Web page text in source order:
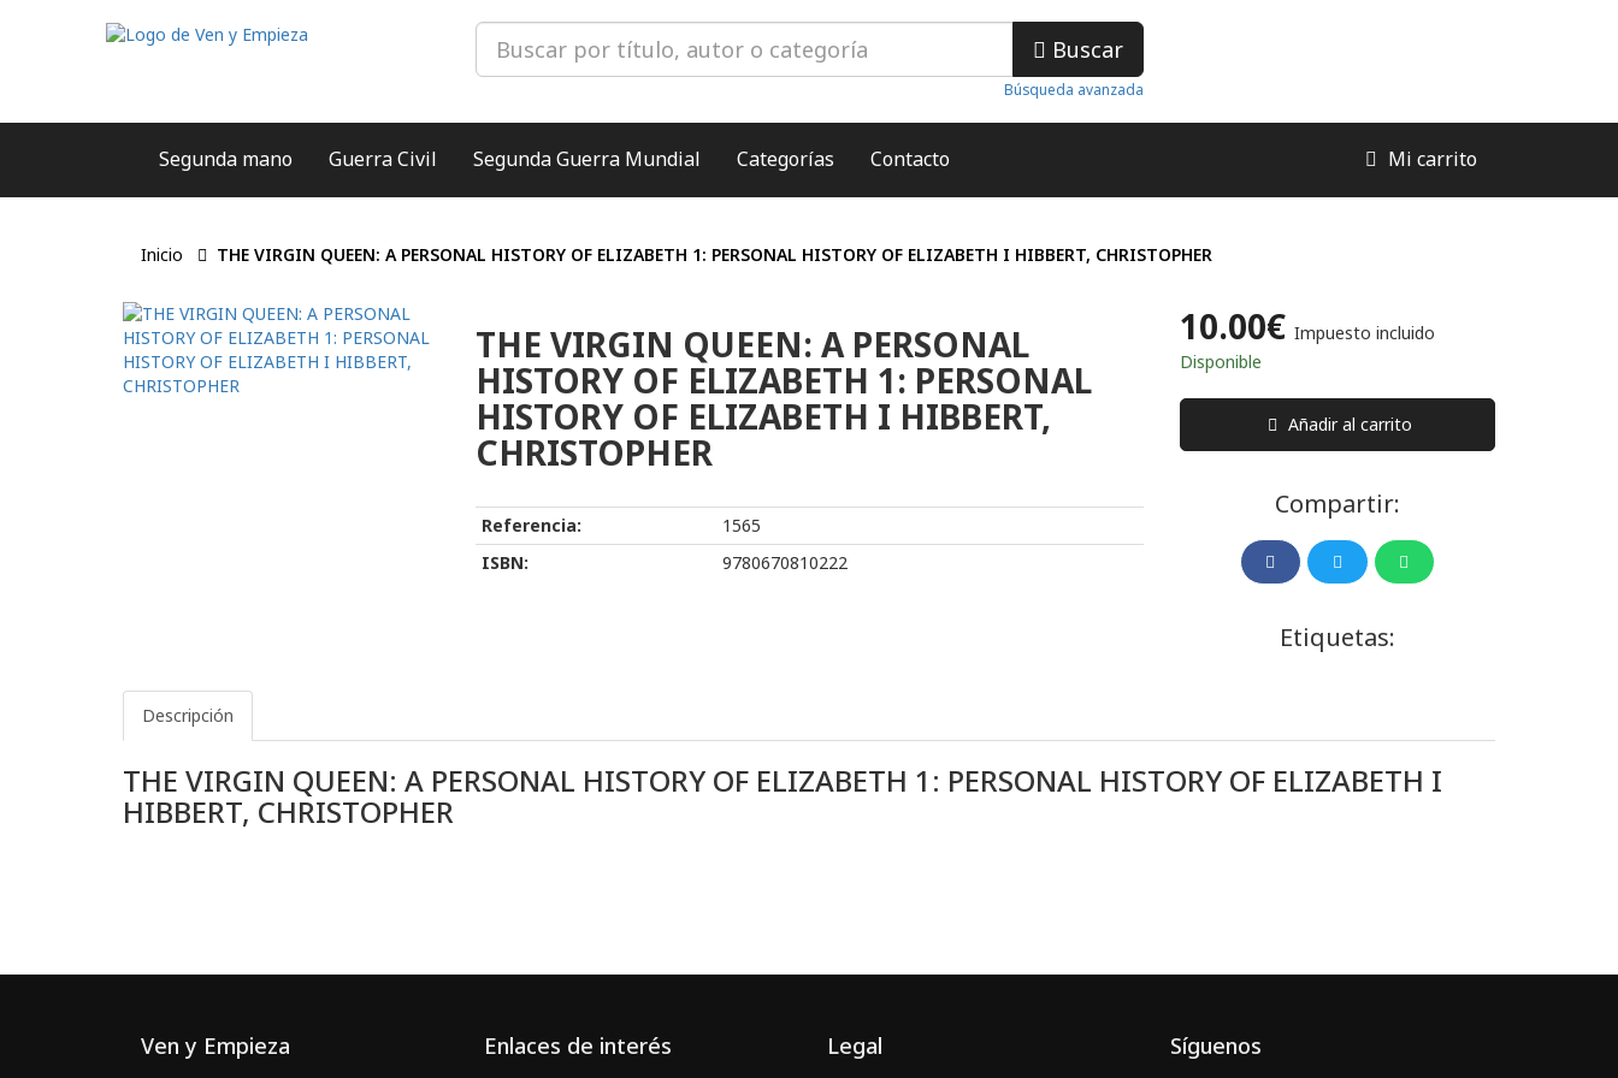
Buscar
Búsqueda avanzada
Segunda mano Guerra Civil Segunda Guerra Mundial Categorías Contacto Mi carrito
Inicio THE VIRGIN QUEEN: A PERSONAL HISTORY OF ELIZABETH 1: PERSONAL HISTORY OF ELIZABETH I HIBBERT, CHRISTOPHER
THE VIRGIN QUEEN: A PERSONAL
HISTORY OF ELIZABETH 1: PERSONAL
HISTORY OF ELIZABETH I HIBBERT,
CHRISTOPHER
Referencia:
1565
ISBN:
9780670810222
10.00€ Impuesto incluido
Disponible
Añadir al carrito
Compartir:
Etiquetas:
Descripción
THE VIRGIN QUEEN: A PERSONAL HISTORY OF ELIZABETH 1: PERSONAL HISTORY OF ELIZABETH I
HIBBERT, CHRISTOPHER
Ven y Empieza Enlaces de interés Legal Síguenos